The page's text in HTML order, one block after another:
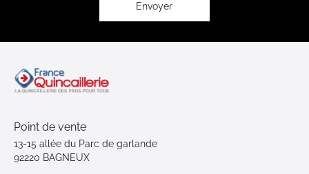
Envoyer
Point de vente
13-15 allée du Parc de garlande
92220 BAGNEUX